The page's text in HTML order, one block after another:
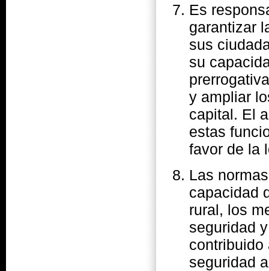
Es
garantizar
sus
su
y ampliar
capital. El
estas
favor de la
Las
capacidad
rural, los
seguridad
contribuido
seguridad